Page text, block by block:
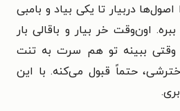
دربیار تا یکی بیاد و بامبی
اون‌وقت خر بیار و باقالی بار
وقتی ببینه تو هم سرت به تنت
حتماً قبول می‌کنه. با این